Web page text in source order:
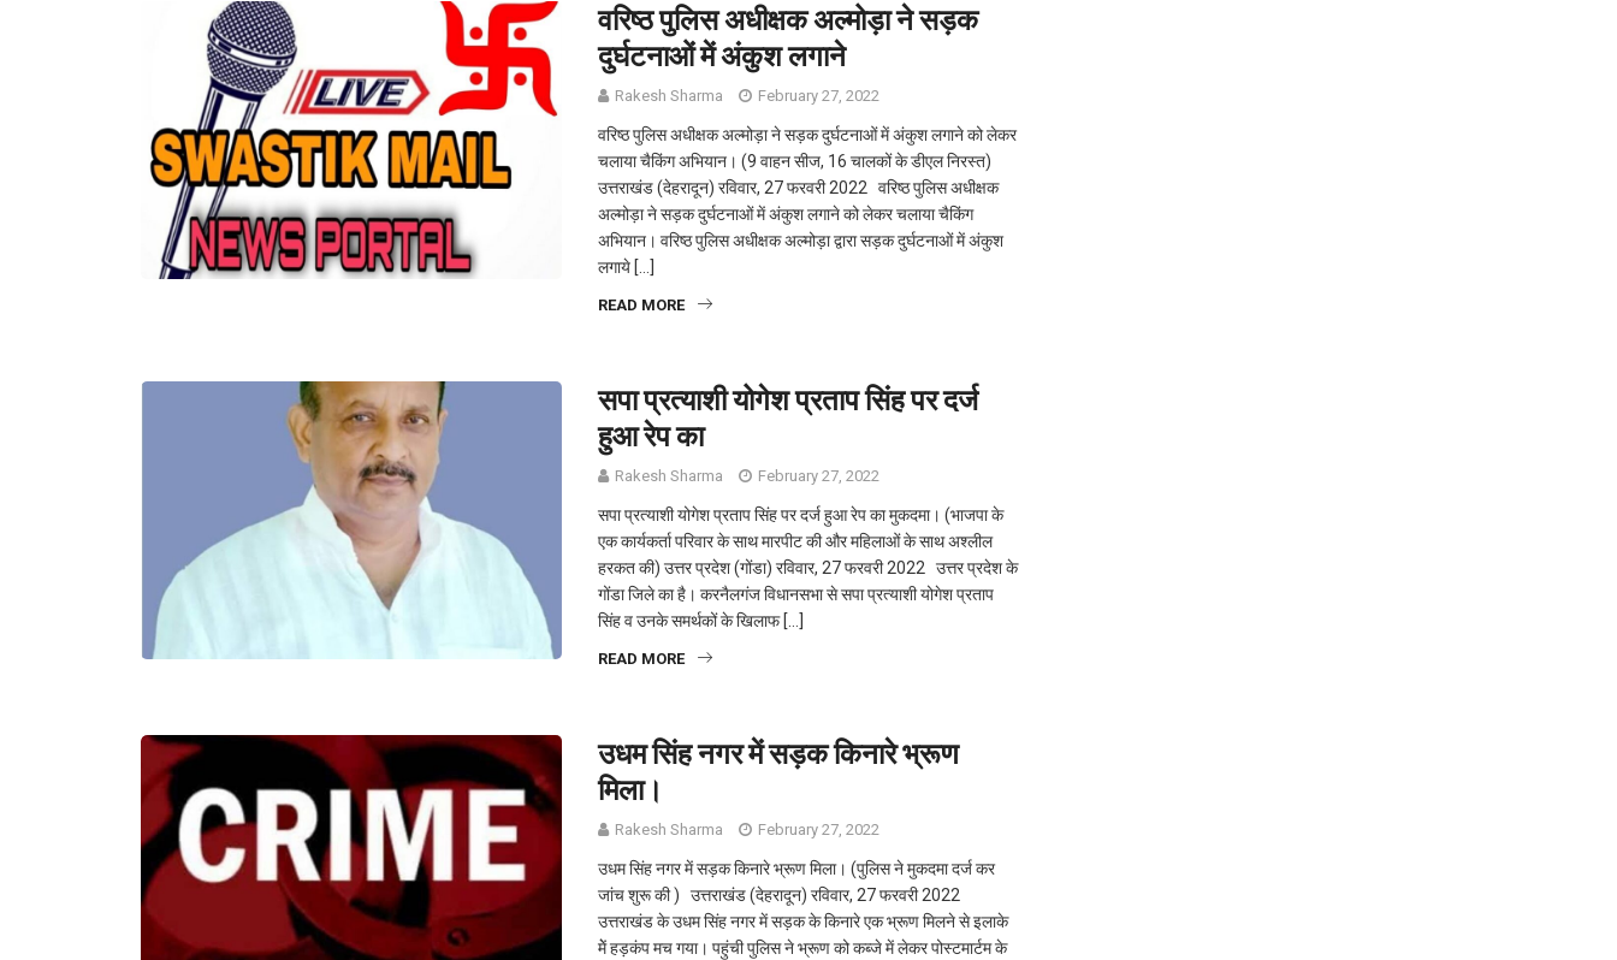
वरिष्ठ पुलिस अधीक्षक अल्मोड़ा ने सड़क
दुर्घटनाओं में अंकुश लगाने
Rakesh Sharma February 27, 2022
वरिष्ठ पुलिस अधीक्षक अल्मोड़ा ने सड़क दुर्घटनाओं में अंकुश लगाने को लेकर
चलाया चैकिंग अभियान। (9 वाहन सीज, 16 चालकों के डीएल निरस्त)
उत्तराखंड (देहरादून) रविवार, 27 फरवरी 2022 वरिष्ठ पुलिस अधीक्षक
अल्मोड़ा ने सड़क दुर्घटनाओं में अंकुश लगाने को लेकर चलाया चैकिंग
अभियान। वरिष्ठ पुलिस अधीक्षक अल्मोड़ा द्वारा सड़क दुर्घटनाओं में अंकुश
लगाये […]
READ MORE
सपा प्रत्याशी योगेश प्रताप सिंह पर दर्ज
हुआ रेप का
Rakesh Sharma February 27, 2022
सपा प्रत्याशी योगेश प्रताप सिंह पर दर्ज हुआ रेप का मुकदमा। (भाजपा के
एक कार्यकर्ता परिवार के साथ मारपीट की और महिलाओं के साथ अश्लील
हरकत की) उत्तर प्रदेश (गोंडा) रविवार, 27 फरवरी 2022 उत्तर प्रदेश के
गोंडा जिले का है। करनैलगंज विधानसभा से सपा प्रत्याशी योगेश प्रताप
सिंह व उनके समर्थकों के खिलाफ […]
READ MORE
उधम सिंह नगर में सड़क किनारे भ्रूण
मिला।
Rakesh Sharma February 27, 2022
उधम सिंह नगर में सड़क किनारे भ्रूण मिला। (पुलिस ने मुकदमा दर्ज कर
जांच शुरू की ) उत्तराखंड (देहरादून) रविवार, 27 फरवरी 2022
उत्तराखंड के उधम सिंह नगर में सड़क के किनारे एक भ्रूण मिलने से इलाके
मेें हड़कंप मच गया। पहुंची पुलिस ने भ्रूण को कब्जे में लेकर पोस्टमार्टम के